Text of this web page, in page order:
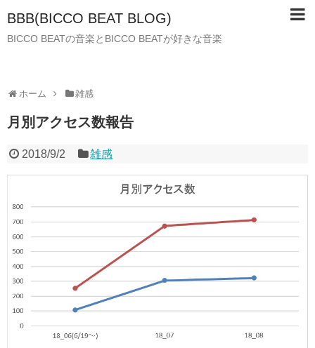
BBB(BICCO BEAT BLOG)
BICCO BEATの音楽とBICCO BEATが好きな音楽
ホーム 雑感
月別アクセス数報告
2018/9/2 雑感